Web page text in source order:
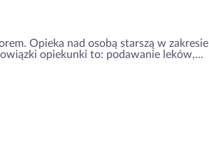
Opieka nad osobą starszą w zakresie
opiekunki to: podawanie leków,...